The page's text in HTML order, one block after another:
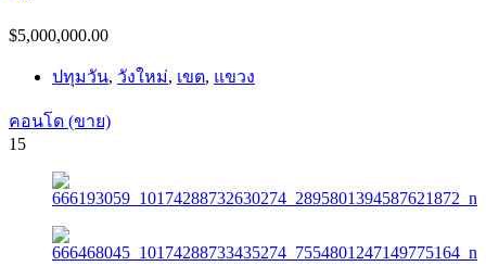
$5,000,000.00
ปทุมวัน, วังใหม่, เขต, แขวง
คอนโด (ขาย)
15